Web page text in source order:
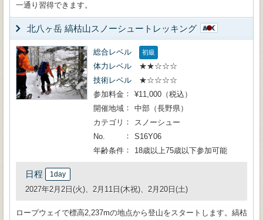
一通り習得できます。
北八ヶ岳 縞枯山スノーシュートレッキング
総合レベル 初級
体力レベル
★★☆☆☆
技術レベル
★☆☆☆☆
参加料金
¥11,000（税込）
開催地域
中部（長野県）
カテゴリ
スノーシュー
No.
S16Y06
年齢条件
18歳以上75歳以下参加可能
日程 1day
2027年2月2日(火)、2月11日(木祝)、2月20日(土)
ロープウェイで標高2,237mの地点から登山をスタートします。縞枯